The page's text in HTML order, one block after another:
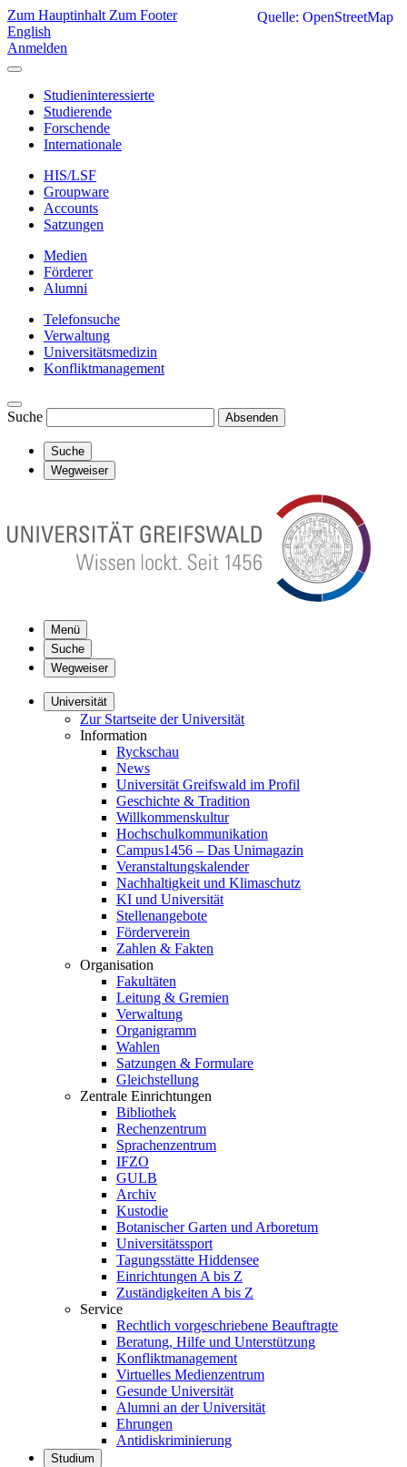
Zum Hauptinhalt Zum Footer
English
Anmelden
Studieninteressierte
Studierende
Forschende
Internationale
HIS/LSF
Groupware
Accounts
Satzungen
Medien
Förderer
Alumni
Telefonsuche
Verwaltung
Universitätsmedizin
Konfliktmanagement
Suche Absenden
Suche
Wegweiser
Menü
Suche
Wegweiser
Universität
Zur Startseite der Universität
Information
Ryckschau
News
Universität Greifswald im Profil
Geschichte & Tradition
Willkommenskultur
Hochschulkommunikation
Campus1456 – Das Unimagazin
Veranstaltungskalender
Nachhaltigkeit und Klimaschutz
KI und Universität
Stellenangebote
Förderverein
Zahlen & Fakten
Organisation
Fakultäten
Leitung & Gremien
Verwaltung
Organigramm
Wahlen
Satzungen & Formulare
Gleichstellung
Zentrale Einrichtungen
Bibliothek
Rechenzentrum
Sprachenzentrum
IFZO
GULB
Archiv
Kustodie
Botanischer Garten und Arboretum
Universitätssport
Tagungsstätte Hiddensee
Einrichtungen A bis Z
Zuständigkeiten A bis Z
Service
Rechtlich vorgeschriebene Beauftragte
Beratung, Hilfe und Unterstützung
Konfliktmanagement
Virtuelles Medienzentrum
Gesunde Universität
Alumni an der Universität
Ehrungen
Antidiskriminierung
Studium
Quelle: OpenStreetMap